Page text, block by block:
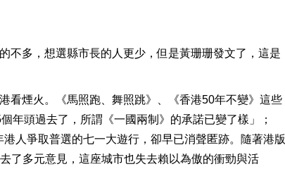
不多，想選縣市長的人更少，但是黃珊珊發文了，這是
看煙火。《馬照跑、舞照跳》、《香港50年不變》這些
頭過去了，所謂《一國兩制》的承諾已變了樣」；
人爭取普選的七一大遊行，卻早已消聲匿跡。隨著港版
了多元意見，這座城市也失去賴以為傲的衝勁與活